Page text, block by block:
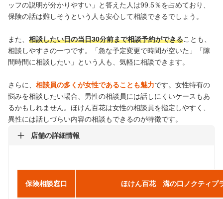
ッフの説明が分かりやすい」と答えた人は99.5％を占めており、
保険の話は難しそうという人も安心して相談できるでしょう。
また、 相談したい日の当日30分前まで相談予約ができることも、
相談しやすさの一つです。「急な予定変更で時間が空いた」「隙
間時間に相談したい」という人も、気軽に相談できます。
さらに、 相談員の多くが女性であることも魅力です。女性特有の
悩みを相談したい場合、男性の相談員には話しにくいケースもあ
るかもしれません。ほけん百花は女性の相談員を指定しやすく、
異性には話しづらい内容の相談もできるのが特徴です。
店舗の詳細情報
保険相談窓口 ほけん百花 溝の口ノクティプ